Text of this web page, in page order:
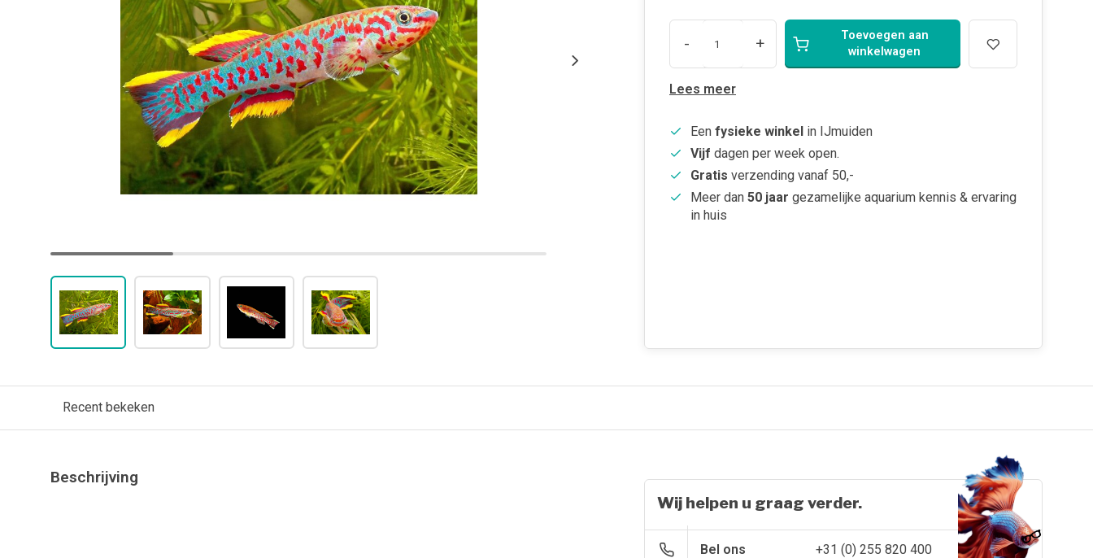
- +
Toevoegen aan
winkelwagen
Lees meer
Een fysieke winkel in IJmuiden
Vijf dagen per week open.
Gratis verzending vanaf 50,-
Meer dan 50 jaar gezamelijke aquarium kennis & ervaring
in huis
Recent bekeken
Beschrijving
Wij helpen u graag verder.
Bel ons +31 (0) 255 820 400